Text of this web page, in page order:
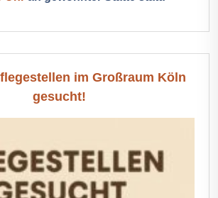
im Großraum Köln
gesucht!